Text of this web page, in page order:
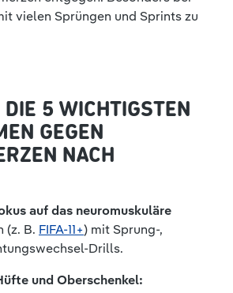
vielen Sprüngen und Sprints zu
5 WICHTIGSTEN
GEGEN K
NACH F
auf das neuromuskuläre
(z. B. FIFA-11+) mit Sprung-,
Drills.
und Oberschenkel: